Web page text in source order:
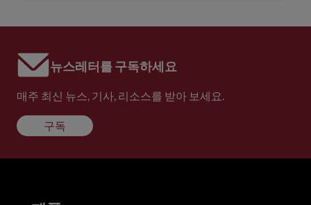
뉴스레터를 구독하세요
매주 최신 뉴스, 기사, 리소스를 받아 보세요.
구독